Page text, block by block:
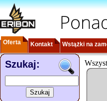
Oferta Kontakt Wstążki na
Szukaj: